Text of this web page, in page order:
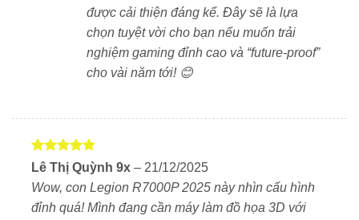
Độ phân giải2560 × 1600 (WQXGA)
cho hình ảnh
Hỗ trợDolby Vision
đến trải nghiệm hình ảnh mượt mà và chân thực.
❄️ Tản nhiệt Legion ColdFront 5.0 – Giữ hiệu năng
được cải thiện đáng kể. Đây sẽ là lựa
chọn tuyệt vời cho bạn nếu muốn trải
nghiệm gaming đỉnh cao và “future-proof”
cho vài năm tới! 😊
Được xếp
5 5
sao
Lê Thị Quỳnh 9x – 21/12/2025
Wow, con Legion R7000P 2025 này nhìn cấu hình
đỉnh quá! Mình đang cần máy làm đồ họa 3D với